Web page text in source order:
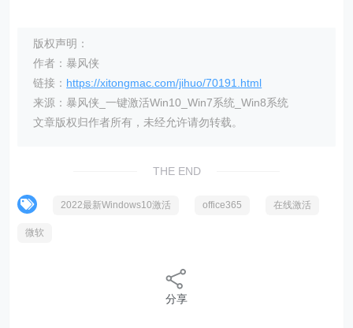
版权声明：
作者：暴风侠
链接： https://xitongmac.com/jihuo/70191.html
来源：暴风侠_一键激活Win10_Win7系统_Win8系统
文章版权归作者所有，未经允许请勿转载。
THE END
2022最新Windows10激活 office365 在线激活
微软
分享